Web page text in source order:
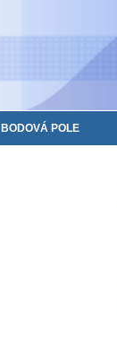
BODOVÁ POLE